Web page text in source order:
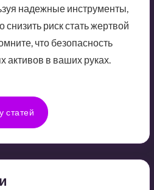
надежные инструменты,
риск стать жертвой
что безопасность
активов в ваших руках.
статей